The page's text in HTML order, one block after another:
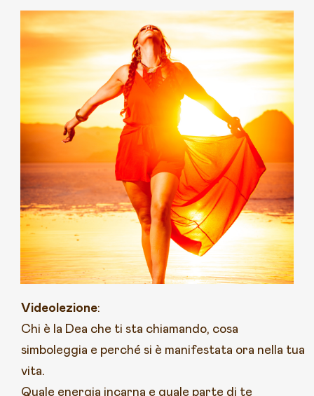
Videolezione:
Chi è la Dea che ti sta chiamando, cosa
simboleggia e perché si è manifestata ora nella tua
vita.
Quale energia incarna e quale parte di te